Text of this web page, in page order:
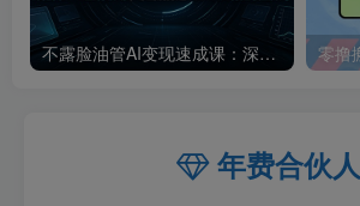
不露脸油管AI变现速成课：深挖高CPM盈利领域，零出镜打造YouTube稳定收益账号
年费合伙人